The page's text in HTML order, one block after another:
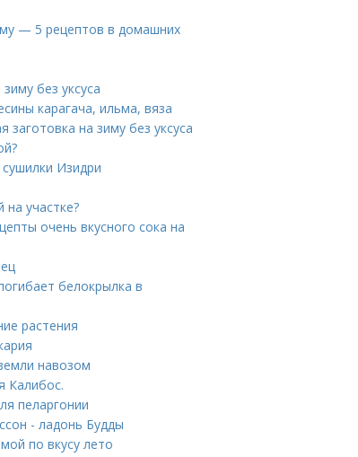
— 5 рецептов в домашних
без уксуса
карагача, ильма, вяза
на зиму без уксуса
Изидри
на участке?
очень вкусного сока на
белокрылка в
растения
навозом
Калибос.
пеларгонии
- ладонь Будды
по вкусу лето